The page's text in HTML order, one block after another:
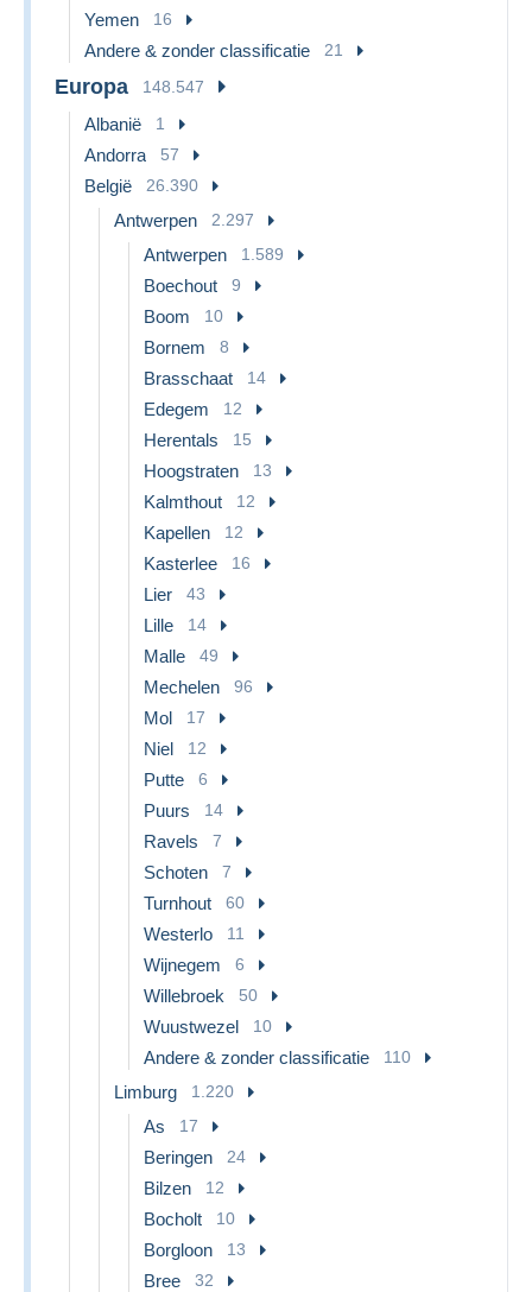
Yemen 16
Andere & zonder classificatie 21
Europa 148.547
Albanië 1
Andorra 57
België 26.390
Antwerpen 2.297
Antwerpen 1.589
Boechout 9
Boom 10
Bornem 8
Brasschaat 14
Edegem 12
Herentals 15
Hoogstraten 13
Kalmthout 12
Kapellen 12
Kasterlee 16
Lier 43
Lille 14
Malle 49
Mechelen 96
Mol 17
Niel 12
Putte 6
Puurs 14
Ravels 7
Schoten 7
Turnhout 60
Westerlo 11
Wijnegem 6
Willebroek 50
Wuustwezel 10
Andere & zonder classificatie 110
Limburg 1.220
As 17
Beringen 24
Bilzen 12
Bocholt 10
Borgloon 13
Bree 32